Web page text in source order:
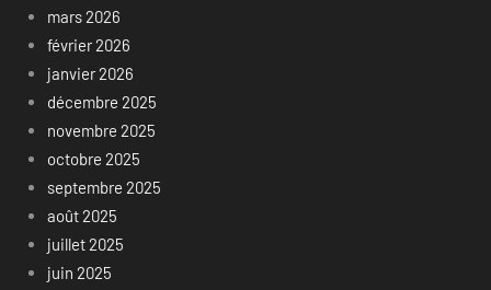
mars 2026
février 2026
janvier 2026
décembre 2025
novembre 2025
octobre 2025
septembre 2025
août 2025
juillet 2025
juin 2025